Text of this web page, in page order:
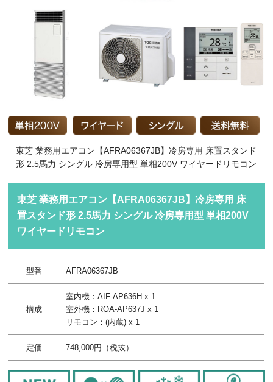
東芝 業務用エアコン【AFRA06367JB】冷房専用 床置スタンド
形 2.5馬力 シングル 冷房専用型 単相200V ワイヤードリモコン
東芝 業務用エアコン【AFRA06367JB】冷房専用 床
置スタンド形 2.5馬力 シングル 冷房専用型 単相200V
ワイヤードリモコン
型番 AFRA06367JB
構成
室内機：AIF-AP636H x 1
室外機：ROA-AP637J x 1
リモコン：(内蔵) x 1
定価 748,000円（税抜）